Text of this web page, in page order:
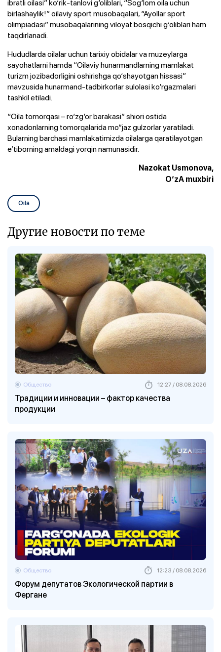
ibratli oilasi” ko‘rik-tanlovi g‘oliblari, “Sog‘lom oila uchun
birlashaylik!” oilaviy sport musobaqalari, “Ayollar sport
olimpiadasi” musobaqalarining viloyat bosqichi g‘oliblari ham
taqdirlanadi.
Hududlarda oilalar uchun tarixiy obidalar va muzeylarga
sayohatlarni hamda “Oilaviy hunarmandlarning mamlakat
turizm jozibadorligini oshirishga qo‘shayotgan hissasi”
mavzusida hunarmand-tadbirkorlar sulolasi ko‘rgazmalari
tashkil etiladi.
“Oila tomorqasi – ro‘zg‘or barakasi” shiori ostida
xonadonlarning tomorqalarida mo‘’jaz gulzorlar yaratiladi.
Bularning barchasi mamlakatimizda oilalarga qaratilayotgan
e’tiborning amaldagi yorqin namunasidir.
Nazokat Usmonova,
O‘zA muxbiri
Oila
Другие новости по теме
Традиции и инновации – фактор качества
продукции
Общество 12:27 / 08.08.2026
Форум депутатов Экологической партии в
Фергане
Общество 12:23 / 08.08.2026